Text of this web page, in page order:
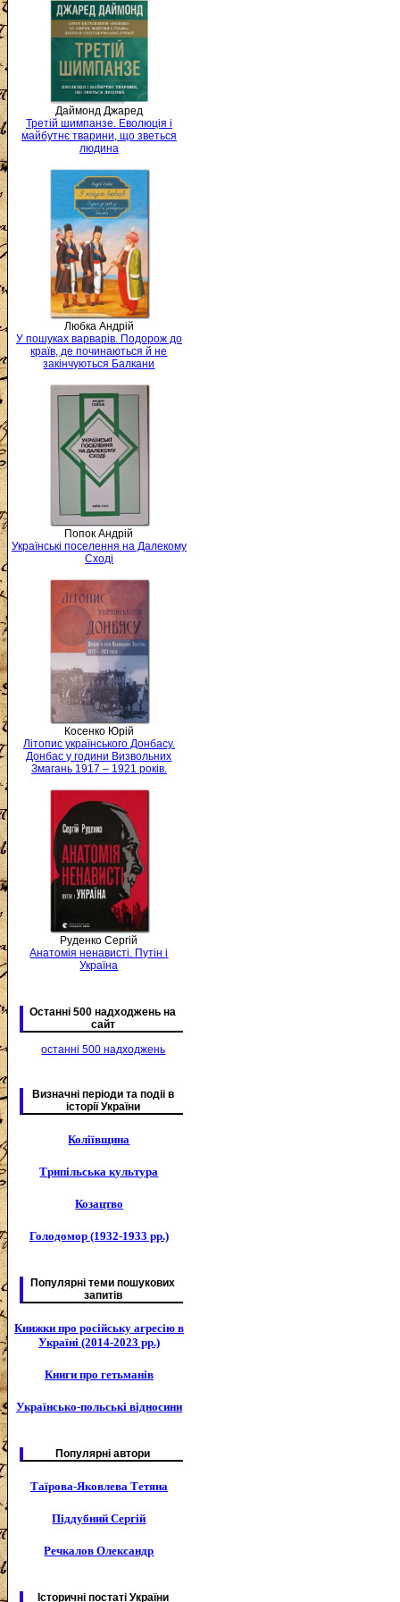
Даймонд Джаред
Третій шимпанзе. Еволюція і
майбутнє тварини, що зветься
людина
Любка Андрій
У пошуках варварів. Подорож до
країв, де починаються й не
закінчуються Балкани
Попок Андрій
Українські поселення на Далекому
Сході
Косенко Юрій
Літопис українського Донбасу.
Донбас у години Визвольних
Змагань 1917 – 1921 років.
Руденко Сергій
Анатомія ненависті. Путін і
Україна
Останні 500 надходжень на
сайт
останні 500 надходжень
Визначні періоди та подіі в
історії України
Коліївщина
Трипільська культура
Козацтво
Голодомор (1932-1933 рр.)
Популярні теми пошукових
запитів
Книжки про російську агресію в
Україні (2014-2023 рр.)
Книги про гетьманів
Українсько-польські відносини
Популярні автори
Таїрова-Яковлева Тетяна
Піддубний Сергій
Речкалов Олександр
Історичні постаті України